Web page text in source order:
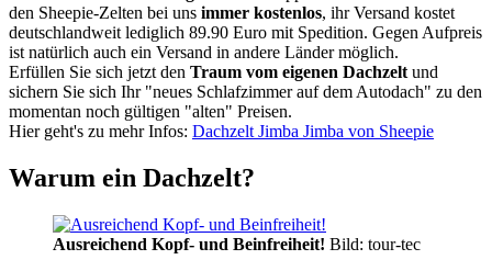
den Sheepie-Zelten bei uns immer kostenlos, ihr Versand kostet
deutschlandweit lediglich 89.90 Euro mit Spedition. Gegen Aufpreis
ist natürlich auch ein Versand in andere Länder möglich.
Erfüllen Sie sich jetzt den Traum vom eigenen Dachzelt und
sichern Sie sich Ihr "neues Schlafzimmer auf dem Autodach" zu den
momentan noch gültigen "alten" Preisen.
Hier geht's zu mehr Infos: Dachzelt Jimba Jimba von Sheepie
Warum ein Dachzelt?
Ausreichend Kopf- und Beinfreiheit! Bild: tour-tec